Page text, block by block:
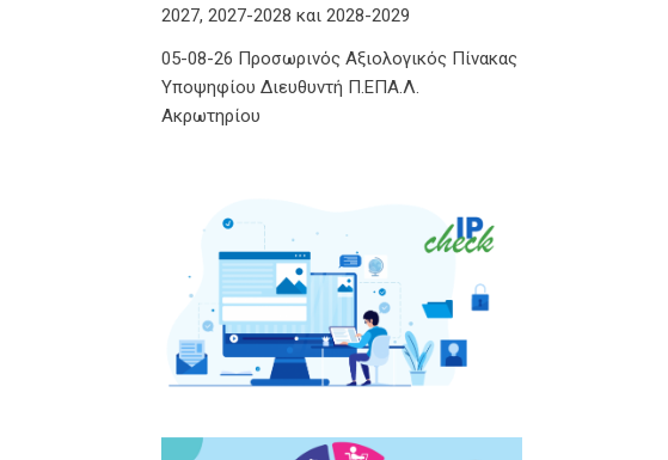
2027, 2027-2028 και 2028-2029
05-08-26 Προσωρινός Αξιολογικός Πίνακας
Υποψηφίου Διευθυντή Π.ΕΠΑ.Λ.
Ακρωτηρίου